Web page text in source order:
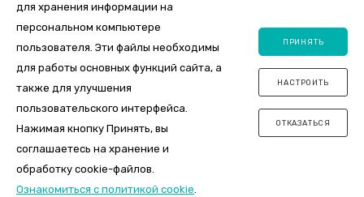
2026 © Интернет-магазин VDOM.by Регистрация в торговом реестре
№464356 от 31 октября 2019. ООО "ПосудаЛэнд", юр.адрес 220012,
Республика Беларусь, г. Минск , ул. Толбухина, 2а, пом. 7, оф. пом. 26.
Свидетельство о государственной регистрации 0144163 от 11.10.2017,
УНП 192981385, Мингорисполком.
для хранения информации на
персональном компьютере
пользователя. Эти файлы необходимы
для работы основных функций сайта, а
также для улучшения
пользовательского интерфейса.
Нажимая кнопку Принять, вы
соглашаетесь на хранение и
обработку cookie-файлов.
Ознакомиться с политикой cookie.
ПРИНЯТЬ
НАСТРОИТЬ
ОТКАЗАТЬСЯ